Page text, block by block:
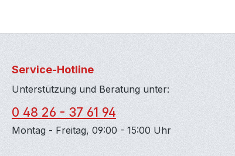
Service-Hotline
Unterstützung und Beratung unter:
0 48 26 - 37 61 94
Montag - Freitag, 09:00 - 15:00 Uhr